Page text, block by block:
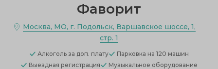
Фаворит
Москва, МО, г. Подольск, Варшавское шоссе, 1,
стр. 1
Алкоголь за доп. плату Парковка на 120 машин
Выездная регистрация
Музыкальное оборудование